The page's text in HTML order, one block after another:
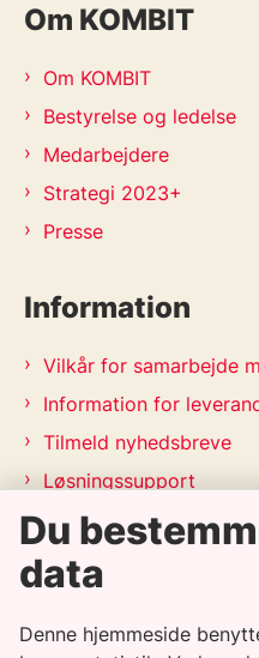
Om KOMBIT
Om KOMBIT
Bestyrelse og ledelse
Medarbejdere
Strategi 2023+
Presse
Information
Vilkår for samarbejde
Information for
Tilmeld nyhedsbreve
Løsningssupport
Releasekalender
APV-handleplan 2026
Genveje
Du
data
Denne hjemmeside